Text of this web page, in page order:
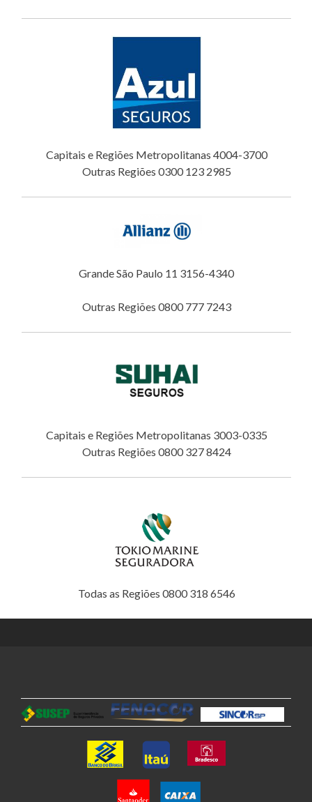
Capitais e Regiões Metropolitanas 4004-3700
Outras Regiões 0300 123 2985
Grande São Paulo 11 3156-4340
Outras Regiões 0800 777 7243
Capitais e Regiões Metropolitanas 3003-0335
Outras Regiões 0800 327 8424
Todas as Regiões 0800 318 6546